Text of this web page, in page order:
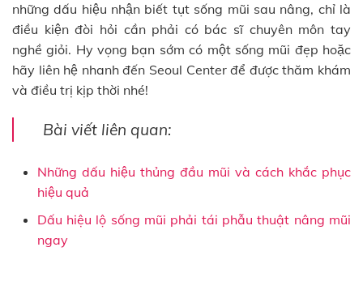
những dấu hiệu nhận biết tụt sống mũi sau nâng, chỉ là
điều kiện đòi hỏi cần phải có bác sĩ chuyên môn tay
nghề giỏi. Hy vọng bạn sớm có một sống mũi đẹp hoặc
hãy liên hệ nhanh đến Seoul Center để được thăm khám
và điều trị kịp thời nhé!
Bài viết liên quan:
Những dấu hiệu thủng đầu mũi và cách khắc phục
hiệu quả
Dấu hiệu lộ sống mũi phải tái phẫu thuật nâng mũi
ngay